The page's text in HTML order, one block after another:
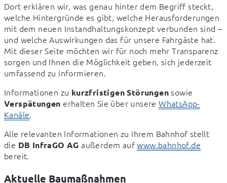
Dort erklären wir, was genau hinter dem Begriff steckt,
welche Hintergründe es gibt, welche Herausforderungen
mit dem neuen Instandhaltungskonzept verbunden sind –
und welche Auswirkungen das für unsere Fahrgäste hat.
Mit dieser Seite möchten wir für noch mehr Transparenz
sorgen und Ihnen die Möglichkeit geben, sich jederzeit
umfassend zu informieren.
Informationen zu kurzfristigen Störungen
Verspätungen erhalten Sie über unsere WhatsApp-
Kanäle.
Alle relevanten Informationen zu Ihrem Bahnhof stellt
die DB InfraGO AG außerdem auf www.bahnhof.de
bereit.
Aktuelle Baumaßnahmen